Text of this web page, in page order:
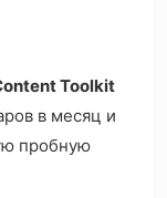
Toolkit
в месяц и
пробную